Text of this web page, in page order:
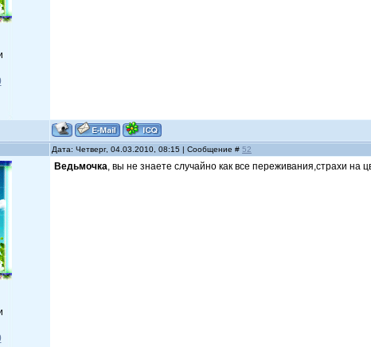
Дата: Четверг, 04.03.2010, 08:15 | Сообщение #52
Ведьмочка, вы не знаете случайно как все переживания,страхи на